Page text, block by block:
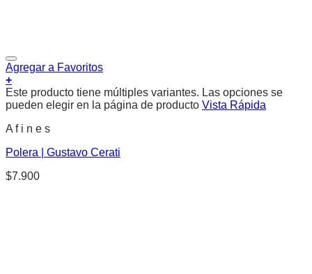
Agregar a Favoritos
+
Este producto tiene múltiples variantes. Las opciones se
pueden elegir en la página de producto Vista Rápida
A f i n e s
Polera | Gustavo Cerati
$7.900